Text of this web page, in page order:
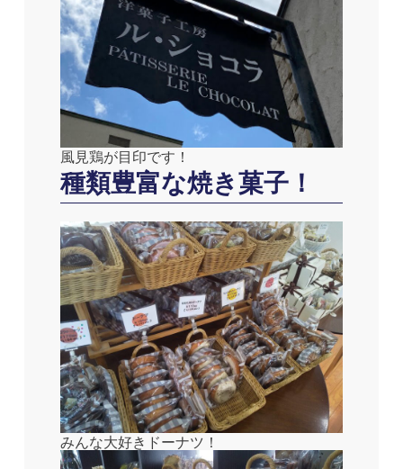
風見鶏が目印です！
種類豊富な焼き菓子！
みんな大好きドーナツ！